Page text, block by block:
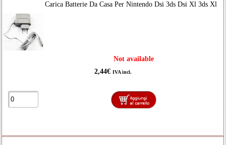
Carica Batterie Da Casa Per Nintendo Dsi 3ds Dsi Xl 3ds Xl
Not available
2,44€ IVA incl.